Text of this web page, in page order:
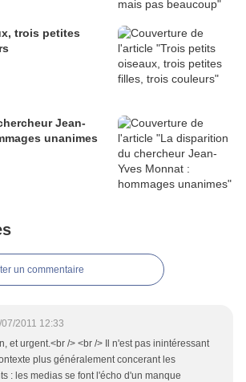
trois petites
Jean-
unanimes
un commentaire
07/2011 12:33
et urgent.<br /> <br /> Il n'est pas inintéressant
plus généralement concerant les
: les medias se font l'écho d'un manque